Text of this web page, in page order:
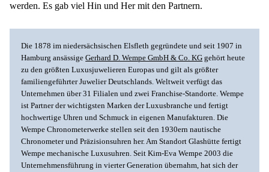
werden. Es gab viel Hin und Her mit den Partnern.
Die 1878 im niedersächsischen Elsfleth gegründete und seit 1907 in
Hamburg ansässige Gerhard D. Wempe GmbH & Co. KG gehört heute
zu den größten Luxusjuwelieren Europas und gilt als größter
familiengeführter Juwelier Deutschlands. Weltweit verfügt das
Unternehmen über 31 Filialen und zwei Franchise-Standorte. Wempe
ist Partner der wichtigsten Marken der Luxusbranche und fertigt
hochwertige Uhren und Schmuck in eigenen Manufakturen. Die
Wempe Chronometerwerke stellen seit den 1930ern nautische
Chronometer und Präzisionsuhren her. Am Standort Glashütte fertigt
Wempe mechanische Luxusuhren. Seit Kim-Eva Wempe 2003 die
Unternehmensführung in vierter Generation übernahm, hat sich der